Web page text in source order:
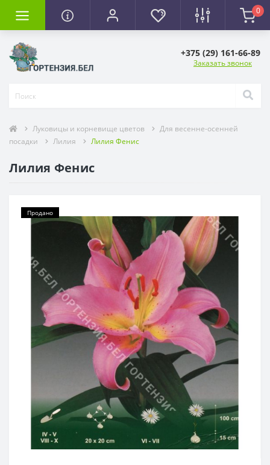
0
+375 (29) 161-66-89
Заказать звонок
Луковицы и корневище цветов
Для весенне-осенней
посадки
Лилия Лилия Фенис
Лилия Фенис
Продано